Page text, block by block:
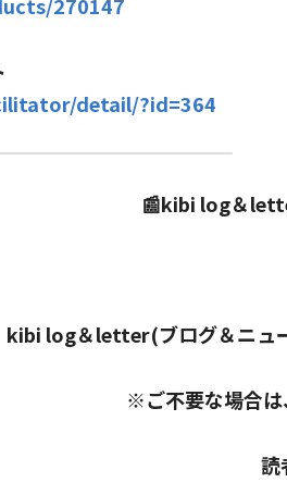
detail/?id=364
📰kibi log＆
kibi log＆letter(ブログ＆ニュ
※ご不要な場合は
読